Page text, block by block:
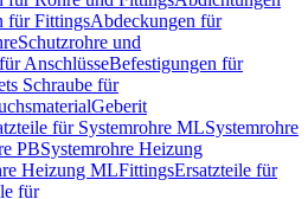
für FittingsAbdeckungen für
Schutzrohre und
AnschlüsseBefestigungen für
Schraube für
Geberit
für Systemrohre MLSystemrohre
PBSystemrohre Heizung
Heizung MLFittingsErsatzteile für
für